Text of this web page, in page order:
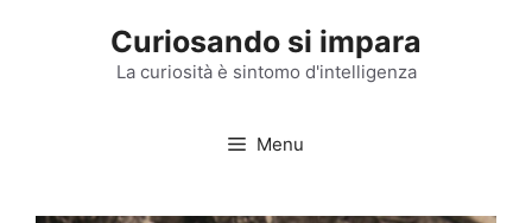
Curiosando si impara
La curiosità è sintomo d'intelligenza
Menu